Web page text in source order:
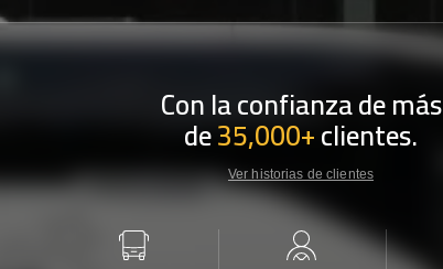
Con la confianza de más
de35,000+clientes.
Ver historias de clientes